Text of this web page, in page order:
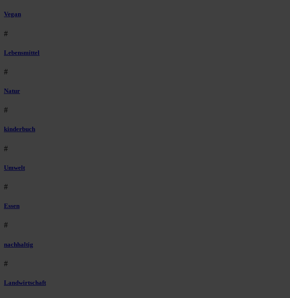
Vegan
#
Lebensmittel
#
Natur
#
kinderbuch
#
Umwelt
#
Essen
#
nachhaltig
#
Landwirtschaft